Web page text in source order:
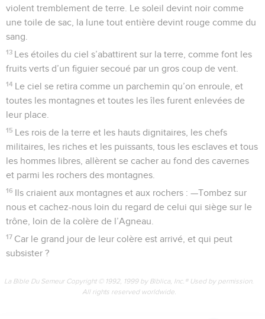
violent tremblement de terre. Le soleil devint noir comme
une toile de sac, la lune tout entière devint rouge comme du
sang.
13 Les étoiles du ciel s’abattirent sur la terre, comme font les
fruits verts d’un figuier secoué par un gros coup de vent.
14 Le ciel se retira comme un parchemin qu’on enroule, et
toutes les montagnes et toutes les îles furent enlevées de
leur place.
15 Les rois de la terre et les hauts dignitaires, les chefs
militaires, les riches et les puissants, tous les esclaves et tous
les hommes libres, allèrent se cacher au fond des cavernes
et parmi les rochers des montagnes.
16 Ils criaient aux montagnes et aux rochers : —Tombez sur
nous et cachez-nous loin du regard de celui qui siège sur le
trône, loin de la colère de l’Agneau.
17 Car le grand jour de leur colère est arrivé, et qui peut
subsister ?
La Bible Du Semeur Copyright © 1992, 1999 by Biblica, Inc.® Used by permission.
All rights reserved worldwide.